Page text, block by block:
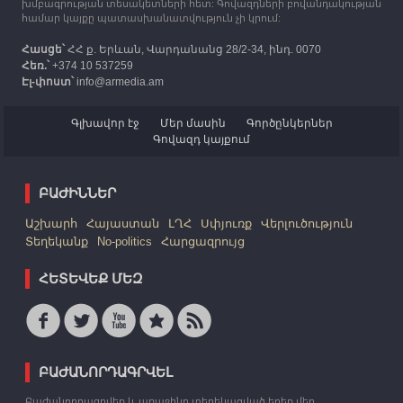
խմբագրության տեսակետների հետ: Գովազդների բովանդակության
համար կայքը պատասխանատվություն չի կրում:
Հասցե՝ՀՀ ք. Երևան, Վարդանանց 28/2-34, ինդ. 0070
Հեռ.՝+374 10 537259
Էլ-փոստ՝info@armedia.am
Գլխավոր էջ Մեր մասին
Գործընկերներ
Գովազդ կայքում
ԲԱԺԻՆՆԵՐ
Աշխարհ Հայաստան ԼՂՀ Սփյուռք
Վերլուծություն
Տեղեկանք
No-politics Հարցազրույց
ՀԵՏԵՎԵՔ ՄԵԶ
ԲԱԺԱՆՈՐԴԱԳՐՎԵԼ
Բաժանորդագրվեք և առաջինը տեղեկացված եղեք մեր